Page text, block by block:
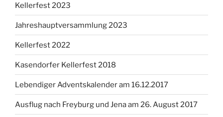
Kellerfest 2023
Jahreshauptversammlung 2023
Kellerfest 2022
Kasendorfer Kellerfest 2018
Lebendiger Adventskalender am 16.12.2017
Ausflug nach Freyburg und Jena am 26. August 2017